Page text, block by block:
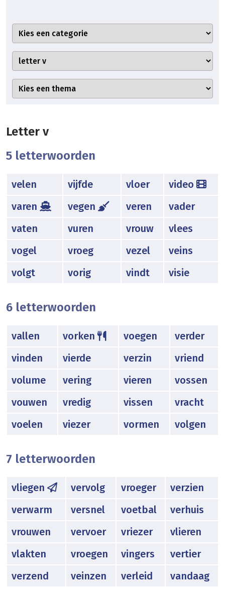
Letter v
5 letterwoorden
velen vijfde vloer
video
varen
vegen veren
vader
vaten
vuren vrouw
vlees
vogel
vroeg vezel
veins
volgt
vorig vindt visie
6 letterwoorden
vallen vorken voegen
verder
vinden
vierde verzin
vriend
volume
vering vieren
vossen
vouwen
vredig vissen
vracht
voelen
viezer vormen volgen
7 letterwoorden
vliegen vervolg vroeger
verzien
verwarm
versnel voetbal
verhuis
vrouwen
vervoer vriezer
vlieren
vlakten
vroegen vingers
vertier
verzend
veinzen verleid vandaag